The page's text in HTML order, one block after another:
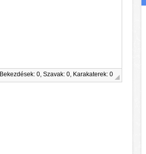
Bekezdések: 0, Szavak: 0, Karakaterek: 0